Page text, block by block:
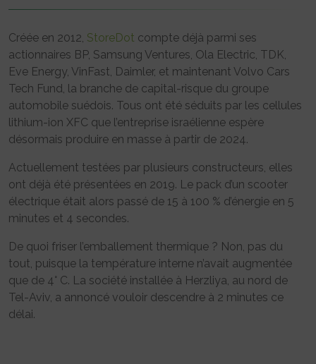
Créée en 2012, StoreDot compte déjà parmi ses
actionnaires BP, Samsung Ventures, Ola Electric, TDK,
Eve Energy, VinFast, Daimler, et maintenant Volvo Cars
Tech Fund, la branche de capital-risque du groupe
automobile suédois. Tous ont été séduits par les cellules
lithium-ion XFC que l’entreprise israélienne espère
désormais produire en masse à partir de 2024.
Actuellement testées par plusieurs constructeurs, elles
ont déjà été présentées en 2019. Le pack d’un scooter
électrique était alors passé de 15 à 100 % d’énergie en 5
minutes et 4 secondes.
De quoi friser l’emballement thermique ? Non, pas du
tout, puisque la température interne n’avait augmentée
que de 4° C. La société installée à Herzliya, au nord de
Tel-Aviv, a annoncé vouloir descendre à 2 minutes ce
délai.